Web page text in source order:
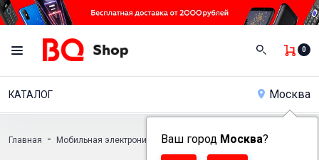
0
КАТАЛОГ Москва
Ваш город Москва?
Главная - Мобильная электроника - Аксессуары - Защитные стекла